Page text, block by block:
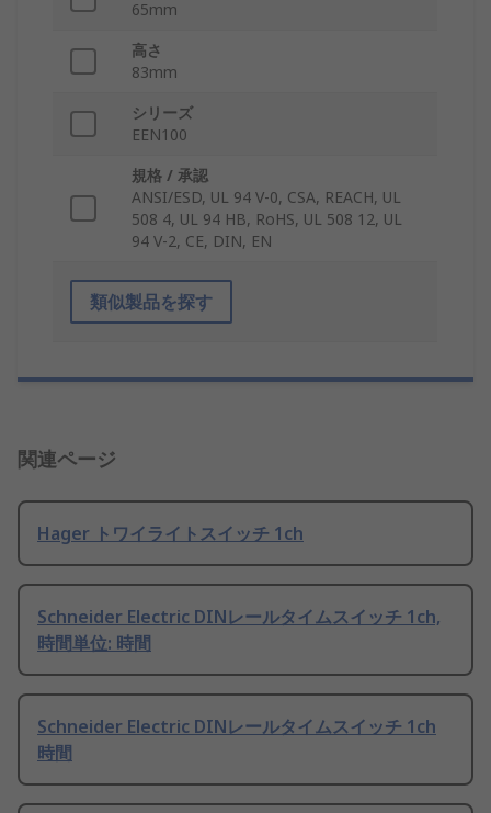
65mm
高さ
83mm
シリーズ
EEN100
規格 / 承認
ANSI/ESD, UL 94 V-0, CSA, REACH, UL
508 4, UL 94 HB, RoHS, UL 508 12, UL
94 V-2, CE, DIN, EN
類似製品を探す
関連ページ
Hager トワイライトスイッチ 1ch
Schneider Electric DINレールタイムスイッチ 1ch,
時間単位: 時間
Schneider Electric DINレールタイムスイッチ 1ch
時間